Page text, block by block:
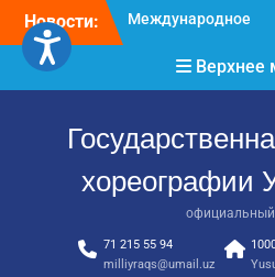
Перейти
содержимому
Новости:
Международное
Международное
признание и новые
хореографов!
Верхнее
хореографии
официальный
71 215 55 94
milliyraqs@umail.uz